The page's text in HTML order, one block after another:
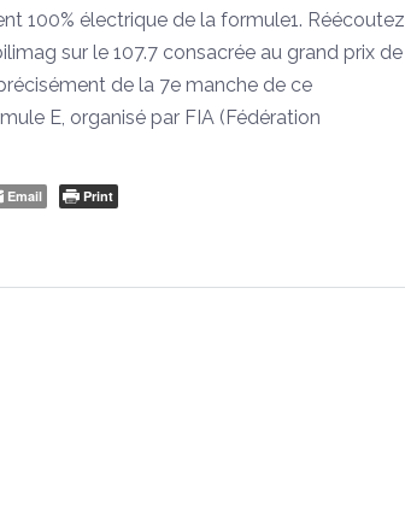
100% électrique de la formule1. Réécoutez
sur le 107.7 consacrée au grand prix de
de la 7e manche de ce
E, organisé par FIA (Fédération
Email Print